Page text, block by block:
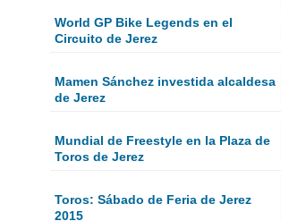
World GP Bike Legends en el
Circuito de Jerez
Mamen Sánchez investida alcaldesa
de Jerez
Mundial de Freestyle en la Plaza de
Toros de Jerez
Toros: Sábado de Feria de Jerez
2015